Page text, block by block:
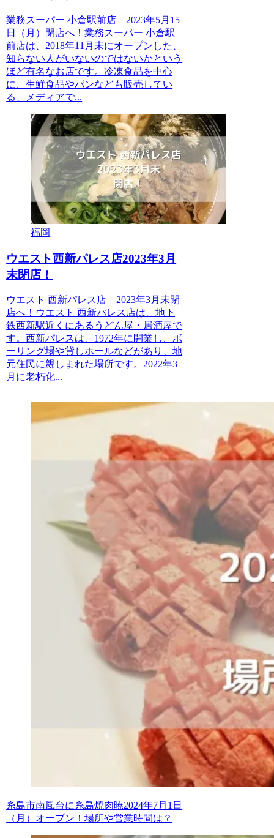
業務スーパー 小倉駅前店 2023年5月15
日（月）閉店へ！業務スーパー 小倉駅
前店は、2018年11月末にオープンした、
知らない人がいないのではないかという
ほど有名なお店です。冷凍食品を中心
に、生鮮食品やパンなども販売してい
る、メディアで...
福岡
ウエスト西新パレス店2023年3月
末閉店！
ウエスト 西新パレス店 2023年3月末閉
店へ！ウエスト 西新パレス店は、地下
鉄西新駅近くにあるうどん屋・居酒屋で
す。西新パレスは、1972年に開業し、ボ
ーリング場や貸しホールなどがあり、地
元住民に親しまれた場所です。2022年3
月に老朽化...
糸島市南風台に糸島焼肉暁2024年7月1日
（月）オープン！場所や営業時間は？